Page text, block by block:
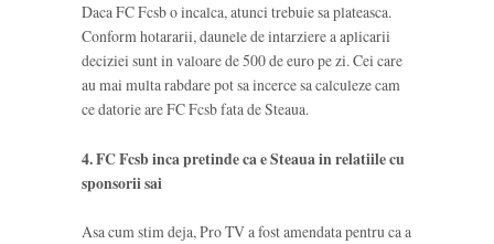
Daca FC Fcsb o incalca, atunci trebuie sa plateasca.
Conform hotararii, daunele de intarziere a aplicarii
deciziei sunt in valoare de 500 de euro pe zi. Cei care
au mai multa rabdare pot sa incerce sa calculeze cam
ce datorie are FC Fcsb fata de Steaua.
4. FC Fcsb inca pretinde ca e Steaua in relatiile cu
sponsorii sai
Asa cum stim deja, Pro TV a fost amendata pentru ca a